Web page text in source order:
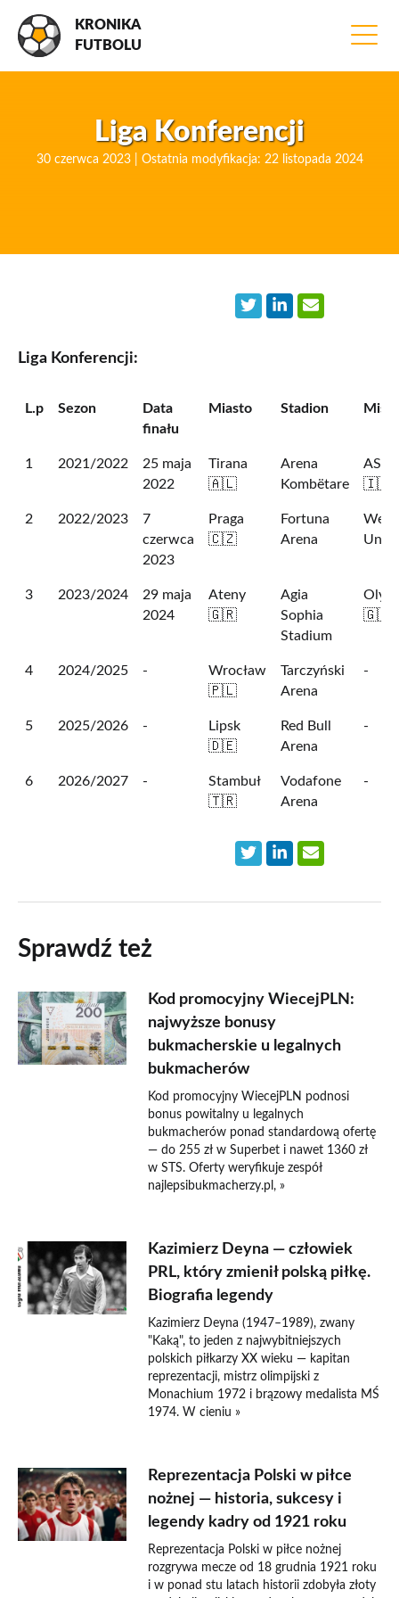
KRONIKA
FUTBOLU
Liga Konferencji
30 czerwca 2023 | Ostatnia modyfikacja: 22 listopada 2024
Liga Konferencji:
L.p Sezon
Data
finału
Miasto Stadion
1 2021/2022
25 maja
2022
Tirana
🇦🇱
Arena
Kombëtare
AS
🇮🇹
2 2022/2023
7
czerwca
2023
Praga
🇨🇿
Fortuna
Arena
West
3 2023/2024
29 maja
2024
Ateny
🇬🇷
Agia
Sophia
Stadium
🇬🇷
4 2024/2025 -
Wrocław
🇵🇱
Tarczyński
Arena
-
5 2025/2026 -
Lipsk
🇩🇪
Red Bull
Arena
-
6 2026/2027 -
Stambuł
🇹🇷
Vodafone
Arena
-
Sprawdź też
Kod promocyjny WiecejPLN:
najwyższe bonusy
bukmacherskie u legalnych
bukmacherów
Kod promocyjny WiecejPLN podnosi
bonus powitalny u legalnych
bukmacherów ponad standardową ofertę
— do 255 zł w Superbet i nawet 1360 zł
w STS. Oferty weryfikuje zespół
najlepsibukmacherzy.pl, »
Kazimierz Deyna — człowiek
PRL, który zmienił polską piłkę.
Biografia legendy
Kazimierz Deyna (1947–1989), zwany
"Kaką", to jeden z najwybitniejszych
polskich piłkarzy XX wieku — kapitan
reprezentacji, mistrz olimpijski z
Monachium 1972 i brązowy medalista MŚ
1974. W cieniu »
Reprezentacja Polski w piłce
nożnej — historia, sukcesy i
legendy kadry od 1921 roku
Reprezentacja Polski w piłce nożnej
rozgrywa mecze od 18 grudnia 1921 roku
i w ponad stu latach historii zdobyła złoty